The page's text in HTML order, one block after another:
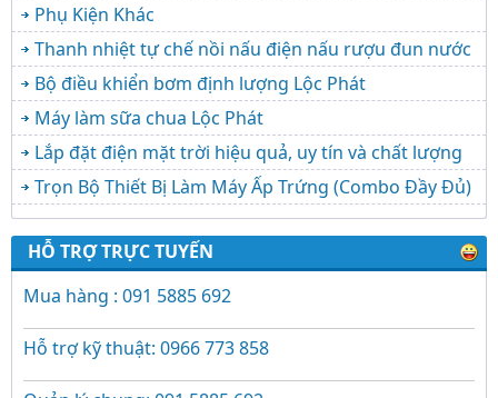
Phụ Kiện Khác
Thanh nhiệt tự chế nồi nấu điện nấu rượu đun nước
Bộ điều khiển bơm định lượng Lộc Phát
Máy làm sữa chua Lộc Phát
Lắp đặt điện mặt trời hiệu quả, uy tín và chất lượng
Trọn Bộ Thiết Bị Làm Máy Ấp Trứng (Combo Đầy Đủ)
HỖ TRỢ TRỰC TUYẾN
Mua hàng : 091 5885 692
Hỗ trợ kỹ thuật: 0966 773 858